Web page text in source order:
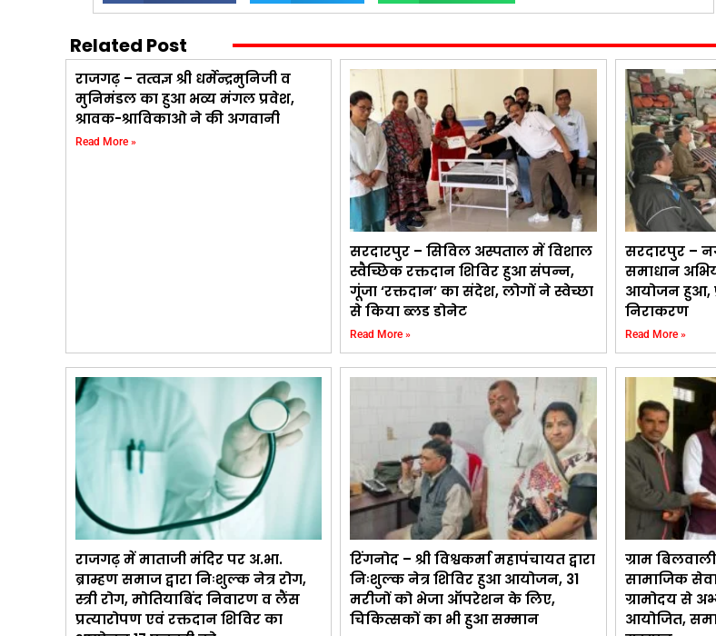
Related Post
राजगढ़ – तत्वज्ञ श्री धर्मेन्द्रमुनिजी व
मुनिमंडल का हुआ भव्य मंगल प्रवेश,
श्रावक-श्राविकाओ ने की अगवानी
Read More »
सरदारपुर – सिविल अस्पताल में विशाल
स्वैच्छिक रक्तदान शिविर हुआ संपन्न,
गूंजा ‘रक्तदान’ का संदेश, लोगों ने स्वेच्छा
से किया ब्लड डोनेट
Read More »
सरदारपुर –
समाधान
आयोजन हुआ,
निराकरण
Read More »
राजगढ़ में माताजी मंदिर पर अ.भा.
ब्राम्हण समाज द्वारा निःशुल्क नेत्र रोग,
स्त्री रोग, मोतियाबिंद निवारण व लैंस
प्रत्यारोपण एवं रक्तदान शिविर का
रिंगनोद – श्री विश्वकर्मा महापंचायत द्वारा
निःशुल्क नेत्र शिविर हुआ आयोजन, 31
मरीजों को भेजा ऑपरेशन के लिए,
चिकित्सकों का भी हुआ सम्मान
ग्राम
सामाजिक सेवा
ग्रामोदय से
आयोजित,